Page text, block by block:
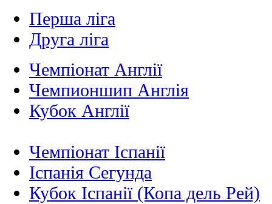
Перша ліга
Друга ліга
Чемпіонат Англії
Чемпионшип Англія
Кубок Англії
Чемпіонат Іспанії
Іспанія Сегунда
Кубок Іспанії (Копа дель Рей)